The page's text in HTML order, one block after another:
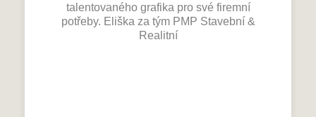
talentovaného grafika pro své firemní
potřeby. Eliška za tým PMP Stavební &
Realitní